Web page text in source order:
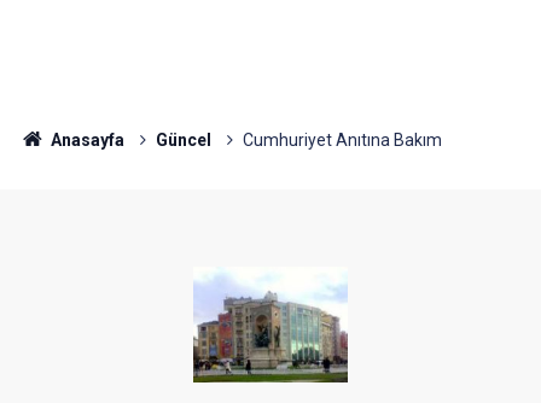
Anasayfa Güncel Cumhuriyet Anıtına Bakım